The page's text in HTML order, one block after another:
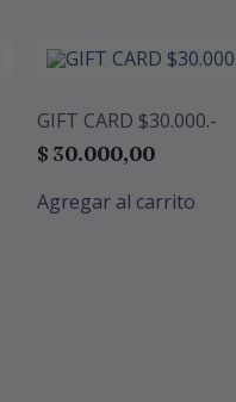
GIFT CARD $30.000.-
$ 30.000,00
Agregar al carrito